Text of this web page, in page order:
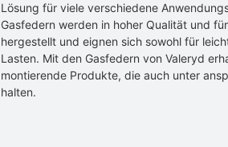
Lösung für viele verschiedene
Gasfedern werden in hoher Qualität und
hergestellt und eignen sich sowohl für
Lasten. Mit den Gasfedern von Valeryd
montierende Produkte, die auch unter
halten.